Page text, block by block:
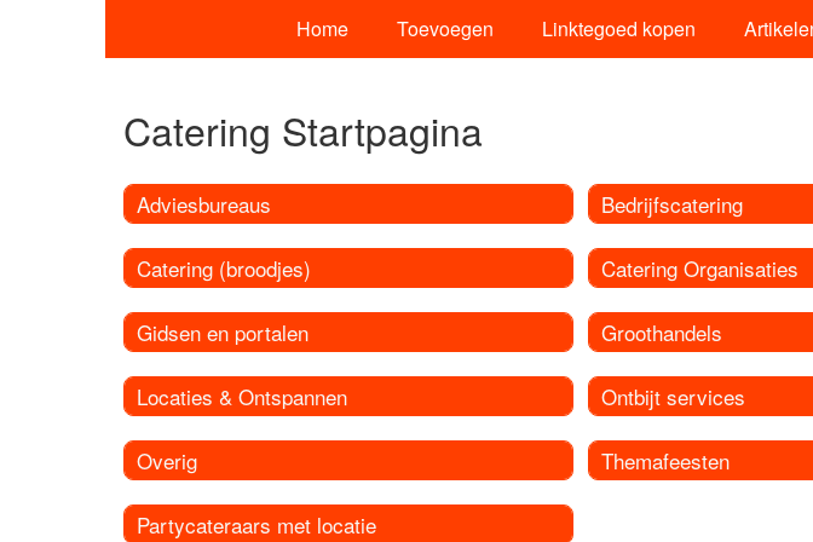
Home Toevoegen Linktegoed kopen
Catering Startpagina
Adviesbureaus
Catering (broodjes)
Gidsen en portalen
Locaties & Ontspannen
Overig
Partycateraars met locatie
Bedrijfscatering
Catering Organisaties
Groothandels
Ontbijt services
Themafeesten